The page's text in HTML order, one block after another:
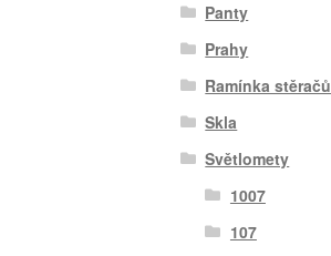
Panty
Prahy
Ramínka stěračů
Skla
Světlomety
1007
107